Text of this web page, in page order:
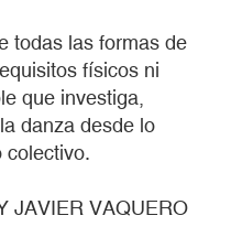
todas las formas de
físicos ni
que investiga,
danza desde lo
colectivo.
JAVIER VAQUERO